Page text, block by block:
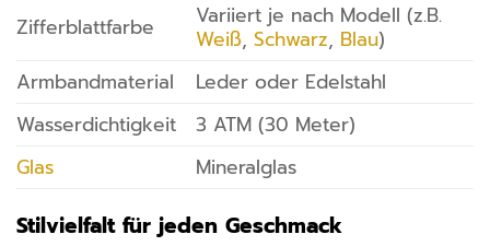
Zifferblattfarbe
Variiert je nach Modell (z.B.
Weiß, Schwarz, Blau)
Armbandmaterial
Leder oder Edelstahl
Wasserdichtigkeit
3 ATM (30 Meter)
Glas
Mineralglas
Stilvielfalt für jeden Geschmack